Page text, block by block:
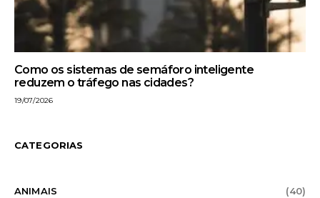
Como os sistemas de semáforo inteligente
reduzem o tráfego nas cidades?
19/07/2026
CATEGORIAS
ANIMAIS (40)